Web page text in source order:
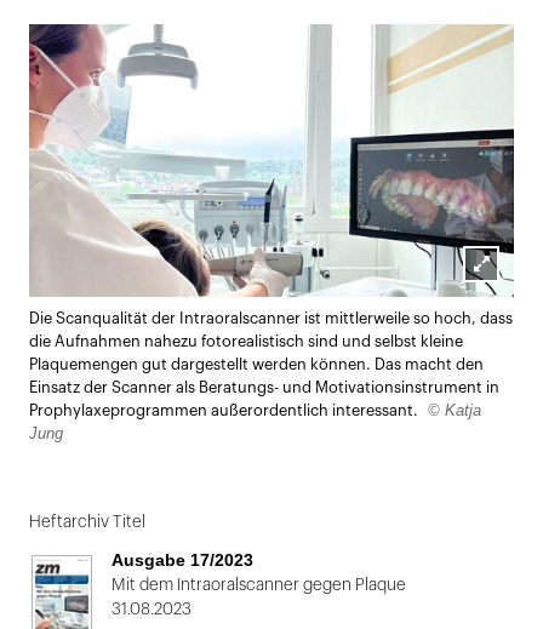
Lightbox
öffnen
Die Scanqualität der Intraoralscanner ist mittlerweile so hoch, dass
die Aufnahmen nahezu fotorealistisch sind und selbst kleine
Plaquemengen gut dargestellt werden können. Das macht den
Einsatz der Scanner als Beratungs- und Motivationsinstrument in
Prophylaxeprogrammen außerordentlich interessant.
© Katja
Jung
Heftarchiv Titel
Ausgabe 17/2023
Mit dem Intraoralscanner gegen Plaque
31.08.2023